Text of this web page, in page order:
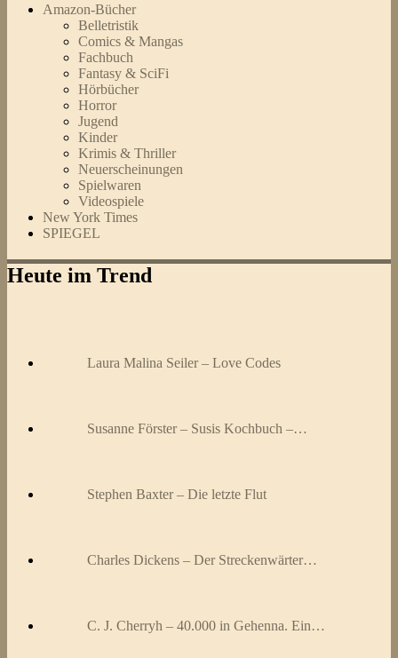
Amazon-Bücher
Belletristik
Comics & Mangas
Fachbuch
Fantasy & SciFi
Hörbücher
Horror
Jugend
Kinder
Krimis & Thriller
Neuerscheinungen
Spielwaren
Videospiele
New York Times
SPIEGEL
Heute im Trend
Laura Malina Seiler – Love Codes
Susanne Förster – Susis Kochbuch –…
Stephen Baxter – Die letzte Flut
Charles Dickens – Der Streckenwärter…
C. J. Cherryh – 40.000 in Gehenna. Ein…